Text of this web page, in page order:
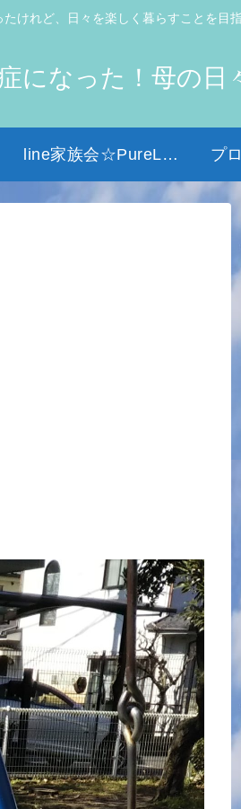
けれど、日々を楽しく暮らすことを目
になった！母の日
line家族会☆PureLight☆ プ